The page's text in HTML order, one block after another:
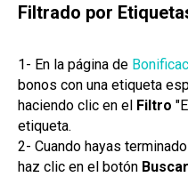
Filtrado por
1- En la página de
bonos con una etiqueta
haciendo clic en el Filtro
etiqueta.
2- Cuando hayas
haz clic en el botón Buscar